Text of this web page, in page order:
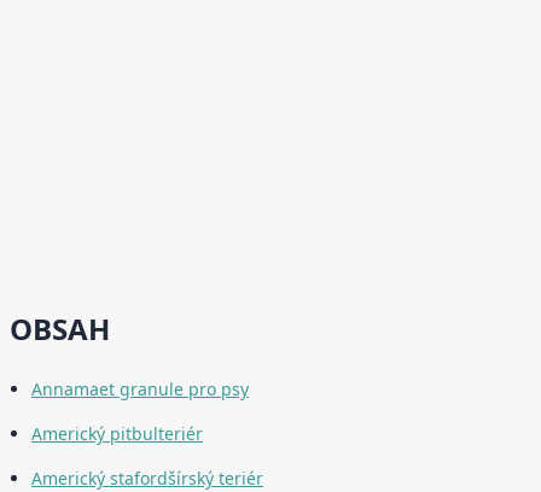
OBSAH
Annamaet granule pro psy
Americký pitbulteriér
Americký stafordšírský teriér